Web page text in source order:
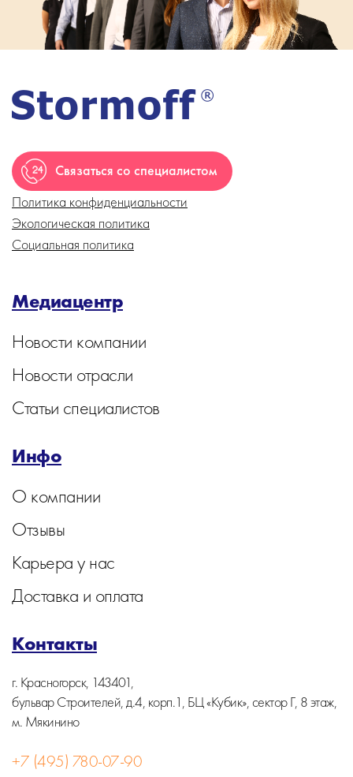
Связаться со специалистом
Политика конфиденциальности
Экологическая политика
Социальная политика
Медиацентр
Новости компании
Новости отрасли
Статьи специалистов
Инфо
О компании
Отзывы
Карьера у нас
Доставка и оплата
Контакты
г. Красногорск, 143401,
бульвар Строителей, д.4, корп.1, БЦ «Кубик», сектор Г, 8 этаж,
м. Мякинино
+7 (495) 780-07-90